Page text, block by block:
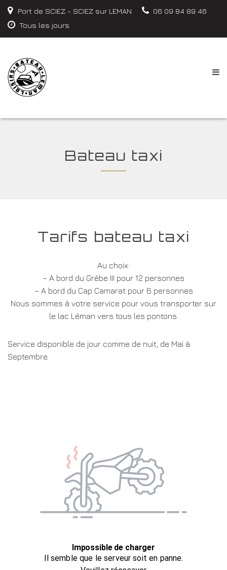
Port de SCIEZ - SCIEZ sur LEMAN
06 09 84 89 46
Tous les jours
Bateau taxi
Tarifs bateau taxi
Au choix:
– A bord du Grèbe III pour 12 personnes
– A bord du Cap Camarat pour 6 personnes
Nous sommes à votre service pour vous transporter sur
le lac Léman vers tous les pontons.
Service disponible de jour comme de nuit, de Mai à
Septembre.